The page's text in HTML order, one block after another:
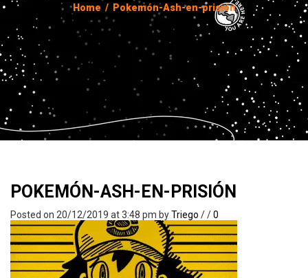
Home / Pokemón-Ash-en-prisión
POKEMÓN-ASH-EN-PRISIÓN
Posted on 20/12/2019 at 3:48 pm byTriego //0